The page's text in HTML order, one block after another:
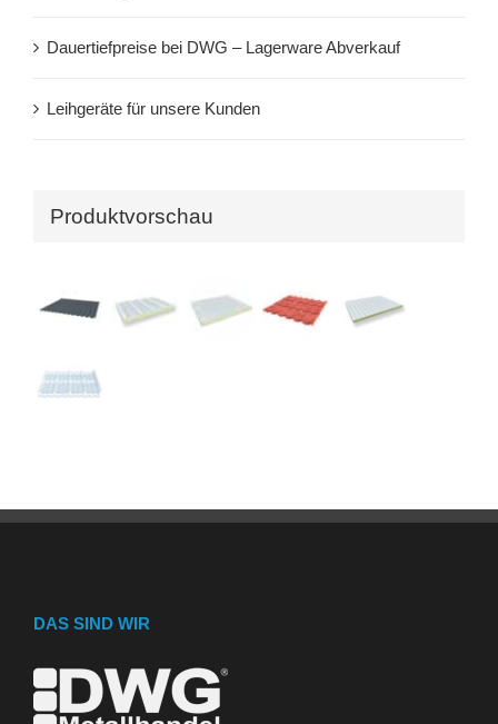
Dauertiefpreise bei DWG – Lagerware Abverkauf
Leihgeräte für unsere Kunden
Produktvorschau
DAS SIND WIR